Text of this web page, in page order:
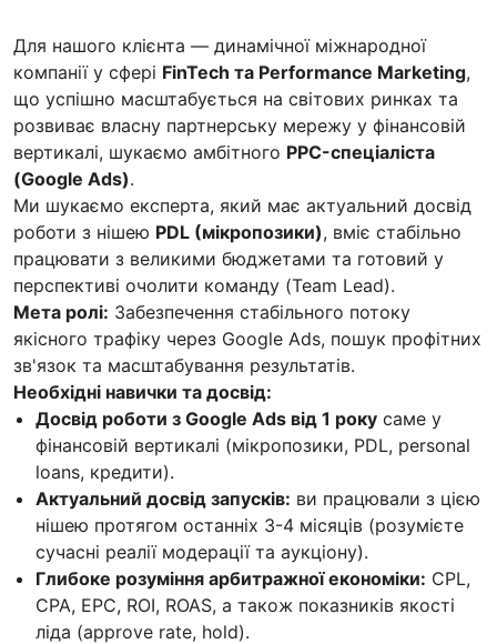
Для нашого клієнта — динамічної міжнародної
компанії у сфері FinTech та Performance Marketing,
що успішно масштабується на світових ринках та
розвиває власну партнерську мережу у фінансовій
вертикалі, шукаємо амбітного PPC-спеціаліста
(Google Ads).
Ми шукаємо експерта, який має актуальний досвід
роботи з нішею PDL (мікропозики), вміє стабільно
працювати з великими бюджетами та готовий у
перспективі очолити команду (Team Lead).
Мета ролі: Забезпечення стабільного потоку
якісного трафіку через Google Ads, пошук профітних
зв'язок та масштабування результатів.
Необхідні навички та досвід:
Досвід роботи з Google Ads від 1 року саме у
фінансовій вертикалі (мікропозики, PDL, personal
loans, кредити).
Актуальний досвід запусків: ви працювали з цією
нішею протягом останніх 3-4 місяців (розумієте
сучасні реалії модерації та аукціону).
Глибоке розуміння арбитражної економіки: CPL,
CPA, EPC, ROI, ROAS, а також показників якості
ліда (approve rate, hold).